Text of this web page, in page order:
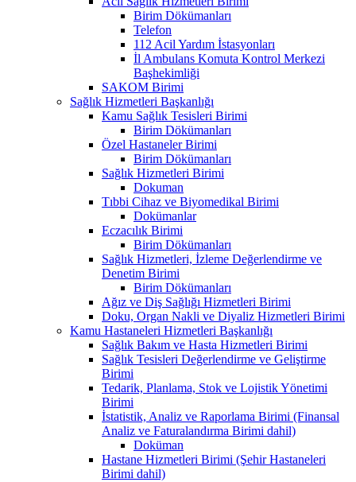
Birim Dökümanları
Telefon
112 Acil Yardım İstasyonları
İl Ambulans Komuta Kontrol Merkezi
Başhekimliği
SAKOM Birimi
Sağlık Hizmetleri Başkanlığı
Kamu Sağlık Tesisleri Birimi
Birim Dökümanları
Özel Hastaneler Birimi
Birim Dökümanları
Sağlık Hizmetleri Birimi
Dokuman
Tıbbi Cihaz ve Biyomedikal Birimi
Dokümanlar
Eczacılık Birimi
Birim Dökümanları
Sağlık Hizmetleri, İzleme Değerlendirme ve
Denetim Birimi
Birim Dökümanları
Ağız ve Diş Sağlığı Hizmetleri Birimi
Doku, Organ Nakli ve Diyaliz Hizmetleri Birimi
Kamu Hastaneleri Hizmetleri Başkanlığı
Sağlık Bakım ve Hasta Hizmetleri Birimi
Sağlık Tesisleri Değerlendirme ve Geliştirme
Birimi
Tedarik, Planlama, Stok ve Lojistik Yönetimi
Birimi
İstatistik, Analiz ve Raporlama Birimi (Finansal
Analiz ve Faturalandırma Birimi dahil)
Doküman
Hastane Hizmetleri Birimi (Şehir Hastaneleri
Birimi dahil)